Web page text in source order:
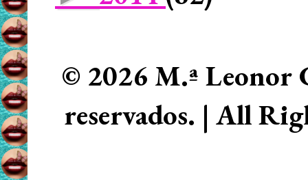
© 2026 M.ª Leonor
reservados. | All